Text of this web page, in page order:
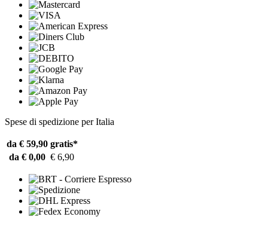
Spese di spedizione per Italia
da € 59,90 gratis*
da € 0,00 € 6,90